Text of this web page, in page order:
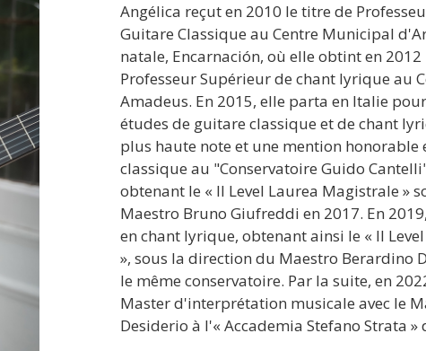
Angélica reçut en 2010 le titre de
Guitare Classique au Centre Municipal
natale, Encarnación, où elle obtint en
Professeur Supérieur de chant lyrique au
Amadeus. En 2015, elle parta en Italie
études de guitare classique et de chant
plus haute note et une mention honorable
classique au "Conservatoire Guido
obtenant le « II Level Laurea Magistrale »
Maestro Bruno Giufreddi en 2017. En
en chant lyrique, obtenant ainsi le « II
», sous la direction du Maestro Berardino
le même conservatoire. Par la suite, en
Master d'interprétation musicale avec le
Desiderio à l'« Accademia Stefano Strata »